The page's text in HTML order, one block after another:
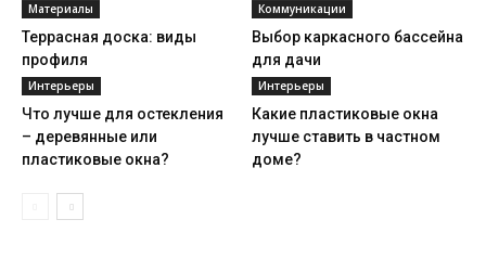
Материалы
Террасная доска: виды
профиля
Коммуникации
Выбор каркасного бассейна
для дачи
Интерьеры
Что лучше для остекления
– деревянные или
пластиковые окна?
Интерьеры
Какие пластиковые окна
лучше ставить в частном
доме?